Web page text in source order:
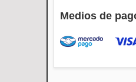
Medios de